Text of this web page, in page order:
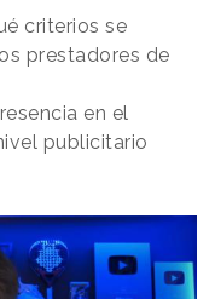
criterios se
prestadores de
en el
publicitario